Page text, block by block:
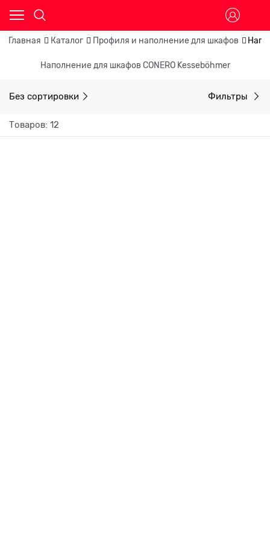
Главная Каталог Профиля и наполнение для шкафов
Наполнение для шкафов CONERO Kesseböhmer
Без сортировки Фильтры
Товаров: 12